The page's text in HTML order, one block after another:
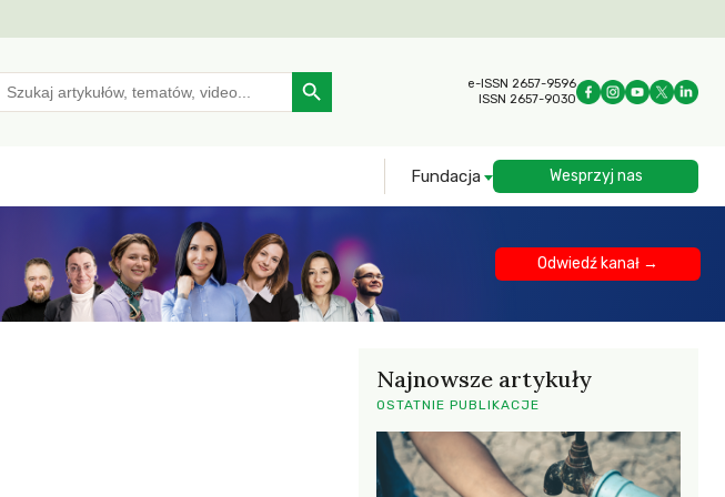
for:
Search Button
e-ISSN 2657-9596
ISSN 2657-9030
Fundacja Wesprzyj nas
Odwiedź kanał →
Najnowsze artykuły
OSTATNIE PUBLIKACJE